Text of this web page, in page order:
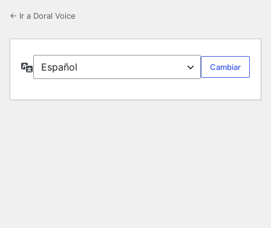
← Ir a Doral Voice
Idioma